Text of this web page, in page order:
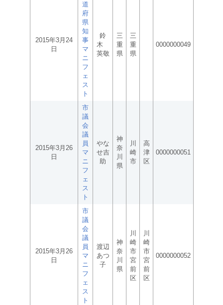
2015年3月24
日
道
府
県
知
事
マ
ニ
フ
ェ
ス
ト
鈴
木
英敬
三
重
県
三
重
県
0000000049
2015年3月26
日
市
議
会
議
員
マ
ニ
フ
ェ
ス
ト
やな
せ吉
助
神
奈
川
県
川
崎
市
高
津
区
0000000051
2015年3月26
日
市
議
会
議
員
マ
ニ
フ
ェ
ス
ト
渡辺
あつ
子
神
奈
川
県
川
崎
市
宮
前
区
川
崎
市
宮
前
区
0000000052